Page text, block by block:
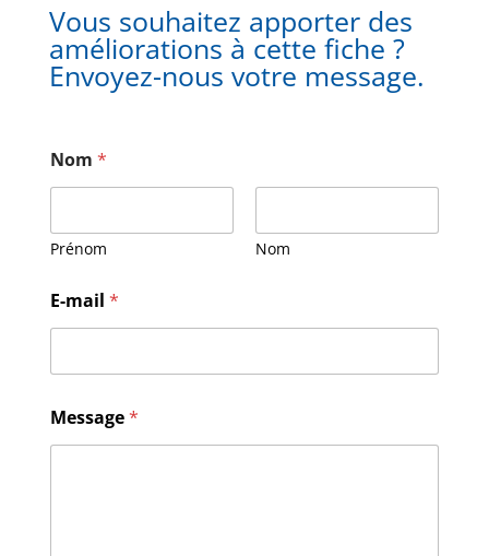
Vous souhaitez apporter des
améliorations à cette fiche ?
Envoyez-nous votre message.
Nom *
Prénom Nom
-
m
i
N
o
m
E-mail *
Message*